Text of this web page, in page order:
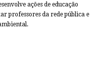
ações de educação
professores da rede pública e